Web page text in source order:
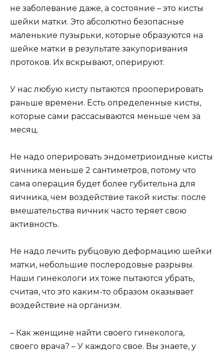
не заболевание даже, а состояние – это кисты
шейки матки. Это абсолютно безопасные
маленькие пузырьки, которые образуются на
шейке матки в результате закупоривания
протоков. Их вскрывают, оперируют.
У нас любую кисту пытаются прооперировать
раньше времени. Есть определенные кисты,
которые сами рассасываются меньше чем за
месяц.
Не надо оперировать эндометриоидные кисты
яичника меньше 2 сантиметров, потому что
сама операция будет более губительна для
яичника, чем воздействие такой кисты: после
вмешательства яичник часто теряет свою
активность.
Не надо лечить рубцовую деформацию шейки
матки, небольшие послеродовые разрывы.
Наши гинекологи их тоже пытаются убрать,
считая, что это каким-то образом оказывает
воздействие на организм.
– Как женщине найти своего гинеколога,
своего врача? – У каждого свое. Вы знаете, у